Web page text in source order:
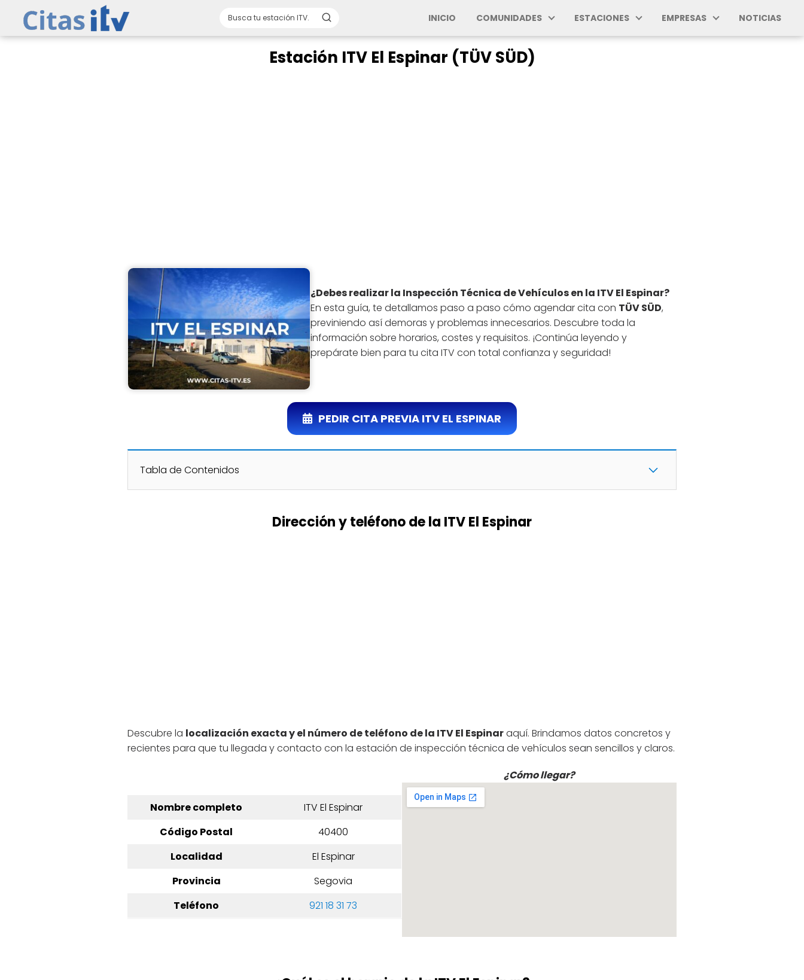
INICIO COMUNIDADES ESTACIONES EMPRESAS NOTICIAS
Estación ITV El Espinar (TÜV SÜD)
¿Debes realizar la Inspección Técnica de Vehículos en la ITV El Espinar?
En esta guía, te detallamos paso a paso cómo agendar cita con TÜV SÜD,
previniendo así demoras y problemas innecesarios. Descubre toda la
información sobre horarios, costes y requisitos. ¡Continúa leyendo y
prepárate bien para tu cita ITV con total confianza y seguridad!
PEDIR CITA PREVIA ITV EL ESPINAR
Tabla de Contenidos
Dirección y teléfono de la ITV El Espinar
Descubre la localización exacta y el número de teléfono de la ITV El Espinaraquí. Brindamos datos concretos y
recientes para que tu llegada y contacto con la estación de inspección técnica de vehículos sean sencillos y claros.
Nombre completo
ITV El Espinar
Código Postal
40400
Localidad
El Espinar
Provincia
Segovia
Teléfono
921 18 31 73
¿Cómo llegar?